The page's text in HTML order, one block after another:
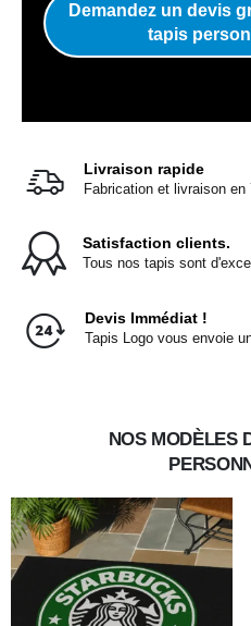
Demandez un devis
tapis
Livraison rapide
Fabrication et livraison en
Satisfaction clients.
Tous nos tapis sont
Devis Immédiat !
Tapis Logo vous envoie
NOS MODÈLES